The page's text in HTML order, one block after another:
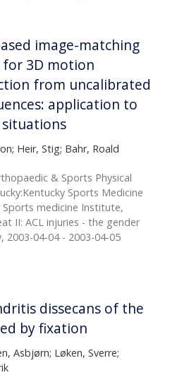
image-matching
3D motion
from uncalibrated
application to
situations
Heir, Stig; Bahr, Roald
& Sports Physical
Sports Medicine
Sports medicine Institute,
II: ACL injuries - the gender
2003-04-04 - 2003-04-05
dissecans of the
by fixation
Asbjørn; Løken, Sverre;